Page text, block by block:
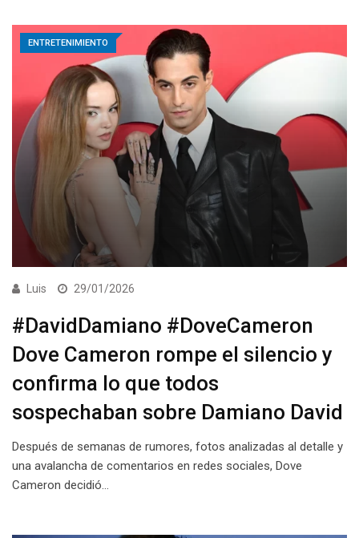
ENTRETENIMIENTO
Luis 29/01/2026
#DavidDamiano #DoveCameron
Dove Cameron rompe el silencio y
confirma lo que todos
sospechaban sobre Damiano David
Después de semanas de rumores, fotos analizadas al detalle y
una avalancha de comentarios en redes sociales, Dove
Cameron decidió…